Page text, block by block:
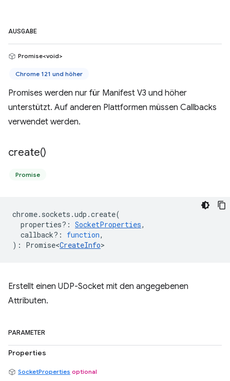
AUSGABE
Promise<void>
Chrome 121 und höher
Promises werden nur für Manifest V3 und höher
unterstützt. Auf anderen Plattformen müssen Callbacks
verwendet werden.
create()
Promise
chrome. sockets .udp .create(
properties? : SocketProperties,
callback? : function,
) : Promise<CreateInfo>
Erstellt einen UDP-Socket mit den angegebenen
Attributen.
PARAMETER
Properties
SocketProperties optional